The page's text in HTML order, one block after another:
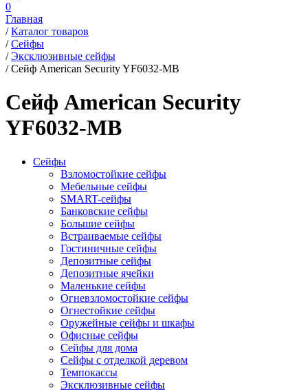
0
Главная
/ Каталог товаров
/ Сейфы
/ Эксклюзивные сейфы
/ Сейф American Security YF6032-MB
Сейф American Security
YF6032-MB
Сейфы
Взломостойкие сейфы
Мебельные сейфы
SMART-сейфы
Банковские сейфы
Большие сейфы
Встраиваемые сейфы
Гостиничные сейфы
Депозитные сейфы
Депозитные ячейки
Маленькие сейфы
Огневзломостойкие сейфы
Огнестойкие сейфы
Оружейные сейфы и шкафы
Офисные сейфы
Сейфы для дома
Сейфы с отделкой деревом
Темпокассы
Эксклюзивные сейфы